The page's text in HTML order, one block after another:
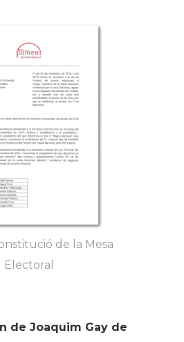
de la Mesa
Electoral
de Joaquim Gay de